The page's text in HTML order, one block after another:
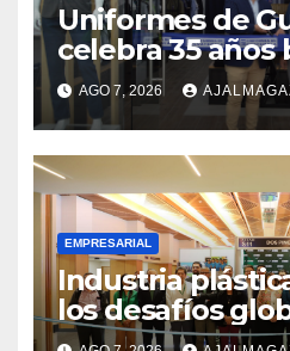
Uniformes de
celebra 35 años
«Hechos para
continúa su
nacional
AGO 7, 2026
EMPRESARIAL
Industria
los desafíos
innovación y